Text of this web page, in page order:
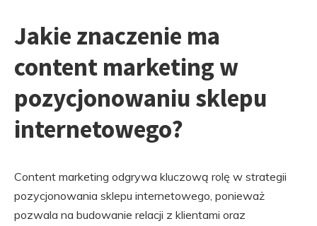
Jakie znaczenie ma
content marketing w
pozycjonowaniu sklepu
internetowego?
Content marketing odgrywa kluczową rolę w strategii
pozycjonowania sklepu internetowego, ponieważ
pozwala na budowanie relacji z klientami oraz